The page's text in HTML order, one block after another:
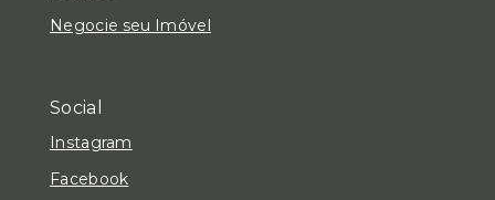
Negocie seu Imóvel
Social
Instagram
Facebook